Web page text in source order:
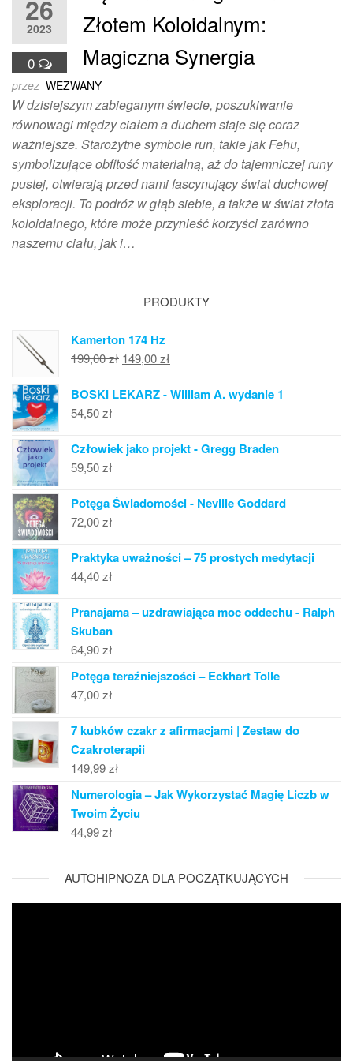
26
2023
0
Złotem Koloidalnym:
Magiczna Synergia
przez WEZWANY
W dzisiejszym zabieganym świecie, poszukiwanie
równowagi między ciałem a duchem staje się coraz
ważniejsze. Starożytne symbole run, takie jak Fehu,
symbolizujące obfitość materialną, aż do tajemniczej runy
pustej, otwierają przed nami fascynujący świat duchowej
eksploracji. To podróż w głąb siebie, a także w świat złota
koloidalnego, które może przynieść korzyści zarówno
naszemu ciału, jak i…
PRODUKTY
Kamerton 174 Hz
199,00zł Pierwotna
wynosiła:
149,00zł
wynosi:
BOSKI LEKARZ - William A. wydanie 1
54,50zł
Człowiek jako projekt - Gregg Braden
59,50zł
Potęga Świadomości - Neville Goddard
72,00zł
Praktyka uważności – 75 prostych medytacji
44,40zł
Pranajama – uzdrawiająca moc oddechu - Ralph
Skuban
64,90zł
Potęga teraźniejszości – Eckhart Tolle
47,00zł
7 kubków czakr z afirmacjami | Zestaw do
Czakroterapii
149,99zł
Numerologia – Jak Wykorzystać Magię Liczb w
Twoim Życiu
44,99zł
AUTOHIPNOZA DLA POCZĄTKUJĄCYCH